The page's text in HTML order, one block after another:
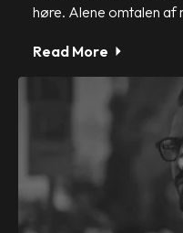
høre. Alene omtalen af
Read More